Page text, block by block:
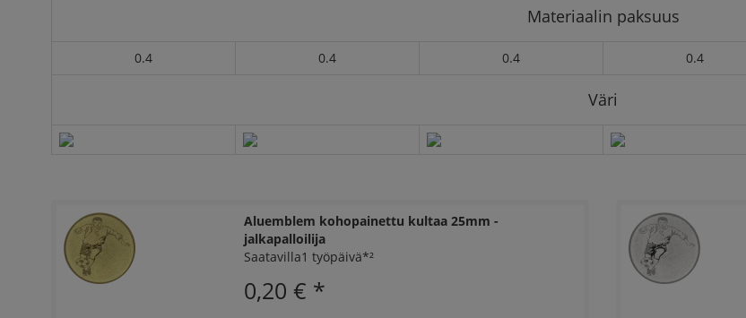
Materiaalin paksuus
0.4 0.4 0.4 0.4
Väri
Aluemblem kohopainettu kultaa 25mm -
jalkapalloilija
Saatavilla1 työpäivä*²
0,20 € *